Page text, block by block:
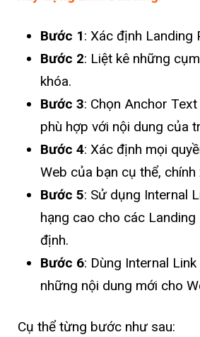
Bước 1: Xác định Landing
Bước 2: Liệt kê những
khóa.
Bước 3: Chọn Anchor
phù hợp với nội dung của
Bước 4: Xác định mọi
Web của bạn cụ thể, chính
Bước 5: Sử dụng Internal
hạng cao cho các Landing
định.
Bước 6: Dùng Internal
những nội dung mới cho
Cụ thể từng bước như sau: